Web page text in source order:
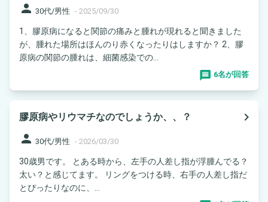
person 30代/男性 - 2025/09/30
1、膠原病になると関節の痛みと腫れが現れると聞きました
が、腫れた場所はほんのり赤くなったりはしますか？ 2、膠
原病の関節の腫れは、細菌感染での...
6名が回答
膠原病やリウマチなのでしょうか、、？
navigate_next
person 30代/男性 - 2026/03/30
30歳男です。 とある時から、左手の人差し指が浮腫んでる？
太い？と感じてます。 リングをつける時、右手の人差し指だ
とぴったりなのに、...